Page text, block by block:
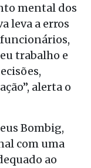
mental dos
leva a erros
trabalho e
alerta o
Bombig,
com uma
ao